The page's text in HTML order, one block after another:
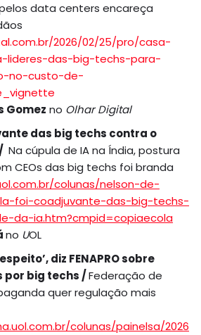
data centers encareça
2026/02/25/pro/casa-
lideres-das-big-techs-para-
no-custo-de-
Gomez no Olhar Digital
das big techs contra o
Na cúpula de IA na Índia, postura
CEOs das big techs foi branda
colunas/nelson-de-
foi-coadjuvante-das-big-techs-
da-ia.htm?cmpid=copiaecola
no UOL
diz FENAPRO sobre
por big techs /Federação de
quer regulação mais
colunas/painelsa/2026